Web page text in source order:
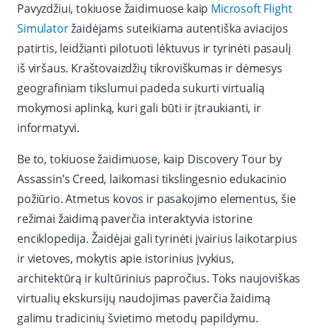
Pavyzdžiui, tokiuose žaidimuose kaip Microsoft Flight
Simulatoržaidėjams suteikiama autentiška aviacijos
patirtis, leidžianti pilotuoti lėktuvus ir tyrinėti pasaulį
iš viršaus. Kraštovaizdžių tikroviškumas ir dėmesys
geografiniam tikslumui padeda sukurti virtualią
mokymosi aplinką, kuri gali būti ir įtraukianti, ir
informatyvi.
Be to, tokiuose žaidimuose, kaip Discovery Tour by
Assassin’s Creed, laikomasi tikslingesnio edukacinio
požiūrio. Atmetus kovos ir pasakojimo elementus, šie
režimai žaidimą paverčia interaktyvia istorine
enciklopedija. Žaidėjai gali tyrinėti įvairius laikotarpius
ir vietoves, mokytis apie istorinius įvykius,
architektūrą ir kultūrinius papročius. Toks naujoviškas
virtualių ekskursijų naudojimas paverčia žaidimą
galimu tradicinių švietimo metodų papildymu.